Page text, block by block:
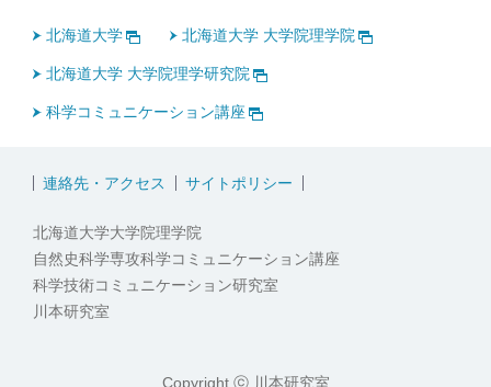
北海道大学 北海道大学 大学院理学院
北海道大学 大学院理学研究院
科学コミュニケーション講座
連絡先・アクセス サイトポリシー
北海道大学大学院理学院
自然史科学専攻科学コミュニケーション講座
科学技術コミュニケーション研究室
川本研究室
Copyright ⓒ 川本研究室